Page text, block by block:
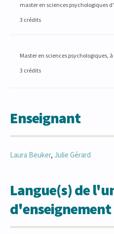
master en sciences psychologiques
3 crédits
Master en sciences psychologiques,
3 crédits
Enseignant
Laura Beuker, Julie Gérard
Langue(s) de
d'enseignement